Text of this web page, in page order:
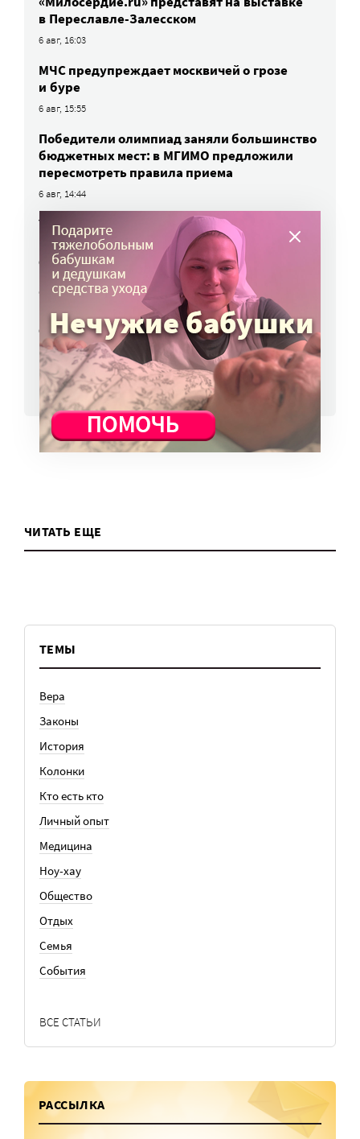
в Переславле-Залесском
6 авг, 16:03
МЧС предупреждает москвичей о грозе
и буре
6 авг, 15:55
Победители олимпиад заняли большинство
бюджетных мест: в МГИМО предложили
пересмотреть правила приема
6 авг, 14:44
Улучшить питание заключенных намерен
Минюст
6 авг, 13:19
Обязать самозанятых платить пенсионные
взносы предлагают профсоюзы
6 авг, 10:51
ВСЕ НОВОСТИ
ЧИТАТЬ ЕЩЕ
ТЕМЫ
Вера
Законы
История
Колонки
Кто есть кто
Личный опыт
Медицина
Ноу-хау
Общество
Отдых
Семья
События
ВСЕ СТАТЬИ
РАССЫЛКА